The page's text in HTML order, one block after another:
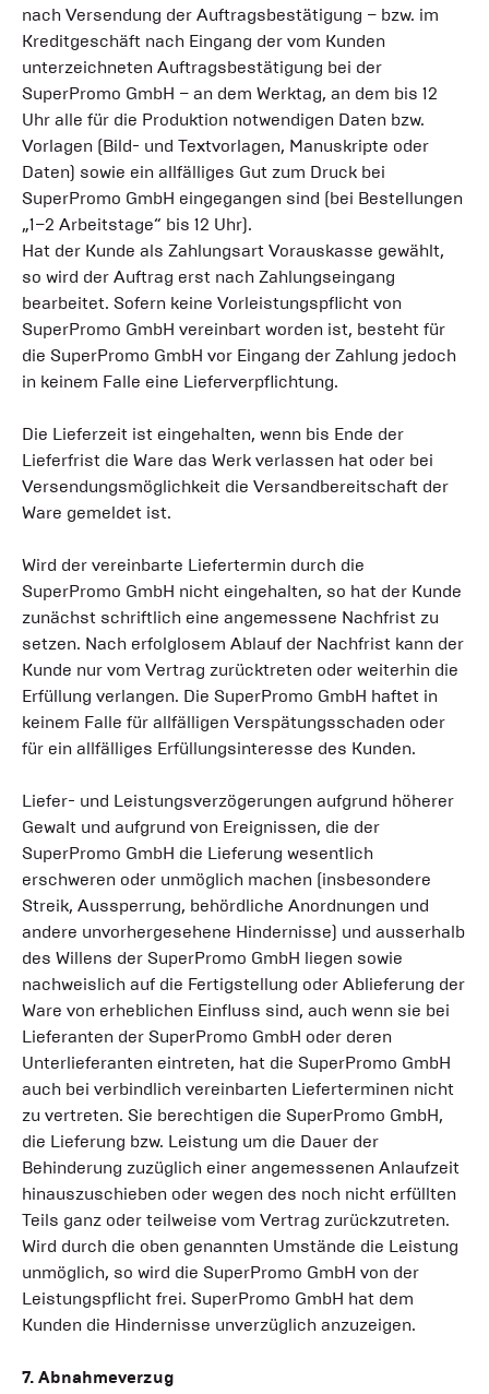
nach Versendung der Auftragsbestätigung – bzw. im
Kreditgeschäft nach Eingang der vom Kunden
unterzeichneten Auftragsbestätigung bei der
SuperPromo GmbH – an dem Werktag, an dem bis 12
Uhr alle für die Produktion notwendigen Daten bzw.
Vorlagen (Bild- und Textvorlagen, Manuskripte oder
Daten) sowie ein allfälliges Gut zum Druck bei
SuperPromo GmbH eingegangen sind (bei Bestellungen
„1–2 Arbeitstage“ bis 12 Uhr).
Hat der Kunde als Zahlungsart Vorauskasse gewählt,
so wird der Auftrag erst nach Zahlungseingang
bearbeitet. Sofern keine Vorleistungspflicht von
SuperPromo GmbH vereinbart worden ist, besteht für
die SuperPromo GmbH vor Eingang der Zahlung jedoch
in keinem Falle eine Lieferverpflichtung.
Die Lieferzeit ist eingehalten, wenn bis Ende der
Lieferfrist die Ware das Werk verlassen hat oder bei
Versendungsmöglichkeit die Versandbereitschaft der
Ware gemeldet ist.
Wird der vereinbarte Liefertermin durch die
SuperPromo GmbH nicht eingehalten, so hat der Kunde
zunächst schriftlich eine angemessene Nachfrist zu
setzen. Nach erfolglosem Ablauf der Nachfrist kann der
Kunde nur vom Vertrag zurücktreten oder weiterhin die
Erfüllung verlangen. Die SuperPromo GmbH haftet in
keinem Falle für allfälligen Verspätungsschaden oder
für ein allfälliges Erfüllungsinteresse des Kunden.
Liefer- und Leistungsverzögerungen aufgrund höherer
Gewalt und aufgrund von Ereignissen, die der
SuperPromo GmbH die Lieferung wesentlich
erschweren oder unmöglich machen (insbesondere
Streik, Aussperrung, behördliche Anordnungen und
andere unvorhergesehene Hindernisse) und ausserhalb
des Willens der SuperPromo GmbH liegen sowie
nachweislich auf die Fertigstellung oder Ablieferung der
Ware von erheblichen Einfluss sind, auch wenn sie bei
Lieferanten der SuperPromo GmbH oder deren
Unterlieferanten eintreten, hat die SuperPromo GmbH
auch bei verbindlich vereinbarten Lieferterminen nicht
zu vertreten. Sie berechtigen die SuperPromo GmbH,
die Lieferung bzw. Leistung um die Dauer der
Behinderung zuzüglich einer angemessenen Anlaufzeit
hinauszuschieben oder wegen des noch nicht erfüllten
Teils ganz oder teilweise vom Vertrag zurückzutreten.
Wird durch die oben genannten Umstände die Leistung
unmöglich, so wird die SuperPromo GmbH von der
Leistungspflicht frei. SuperPromo GmbH hat dem
Kunden die Hindernisse unverzüglich anzuzeigen.
7. Abnahmeverzug